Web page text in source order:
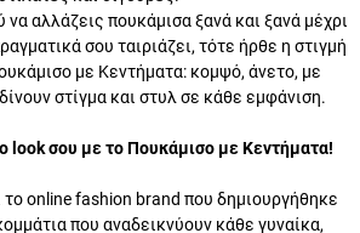
σου ταιριάζει, τότε ήρθε η στιγμή να
με Κεντήματα: κομψό, άνετο, με λεπτομέρειες
στίγμα και στυλ σε κάθε εμφάνιση.
Κεντήματα!
online fashion brand που δημιουργήθηκε για
που αναδεικνύουν κάθε γυναίκα,